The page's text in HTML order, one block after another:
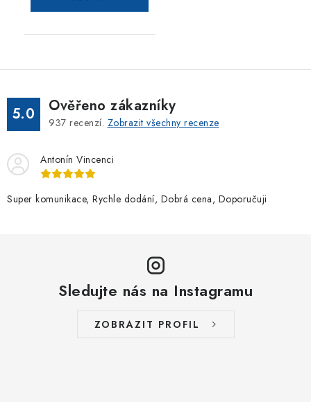
5.0 Ověřeno zákazníky
937 recenzí. Zobrazit všechny recenze
Antonín Vincenci
Super komunikace, Rychle dodání, Dobrá cena, Doporučuji
Sledujte nás na Instagramu
ZOBRAZIT PROFIL